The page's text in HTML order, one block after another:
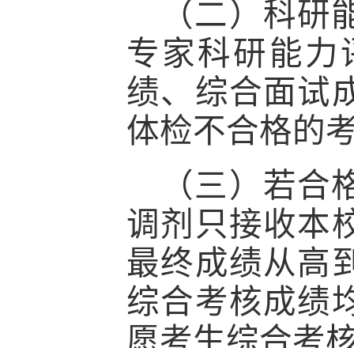
（二）科
专家科研能力
绩、综合面试
体检不合格的
（三）若合
调剂只接收本
最终成绩从高
综合考核成绩